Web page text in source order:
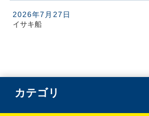
イサキ船
2026年7月27日
カテゴリ